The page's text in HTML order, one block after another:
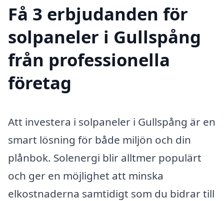
Få 3 erbjudanden för
solpaneler i Gullspång
från professionella
företag
Att investera i solpaneler i Gullspång är en
smart lösning för både miljön och din
plånbok. Solenergi blir alltmer populärt
och ger en möjlighet att minska
elkostnaderna samtidigt som du bidrar till